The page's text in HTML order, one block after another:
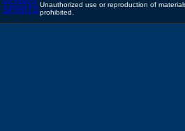
Unauthorized use or reproduction of
prohibited.